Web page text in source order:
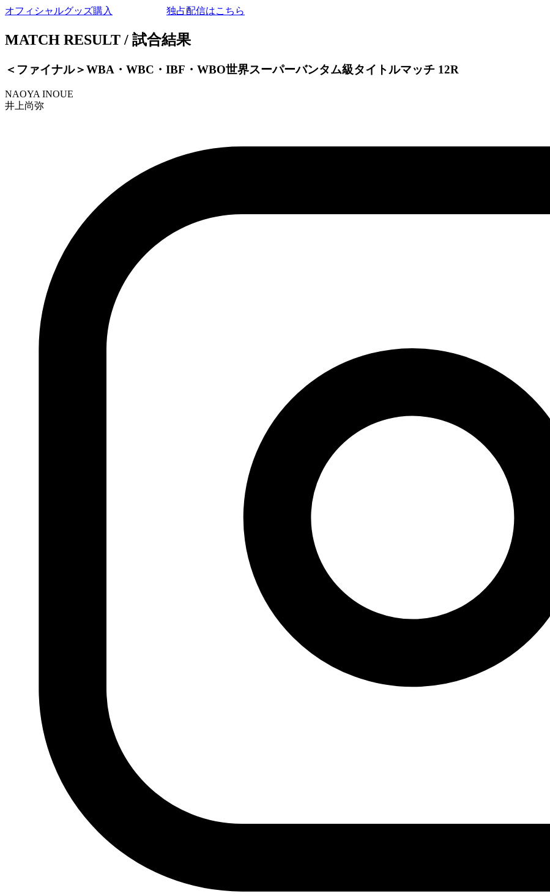
オフィシャルグッズ購入 独占配信はこちら
MATCH RESULT / 試合結果
＜ファイナル＞WBA・WBC・IBF・WBO世界スーパーバンタム級タイトルマッチ 12R
NAOYA INOUE
井上尚弥